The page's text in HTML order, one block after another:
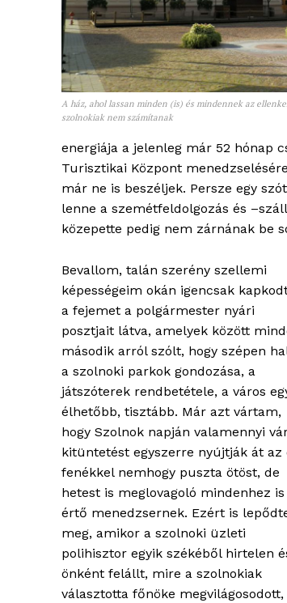
A ház, ahol lassan minden (is) és mindennek az
szolnokiak nem számítanak
energiája a jelenleg már 52 hónap
Turisztikai Központ
már ne is beszéljek. Persze egy
lenne a szemétfeldolgozás és
közepette pedig nem zárnának be
Bevallom, talán szerény szellemi
képességeim okán igencsak
a fejemet a polgármester nyári
posztjait látva, amelyek között
második arról szólt, hogy szépen
a szolnoki parkok gondozása, a
játszóterek rendbetétele, a város
élhetőbb, tisztább. Már azt vártam,
hogy Szolnok napján valamennyi
kitüntetést egyszerre nyújtják át az
fenékkel nemhogy puszta ötöst, de
hetest is meglovagoló mindenhez is
értő menedzsernek. Ezért is
meg, amikor a szolnoki üzleti
polihisztor egyik székéből hirtelen
önként felállt, mire a szolnokiak
választotta főnöke megvilágosodott,